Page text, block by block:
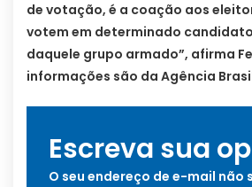
de votação, é a coação aos
votem em determinado
daquele grupo armado”, afirma
informações são da Agência
Escreva sua
O seu endereço de e-mail não